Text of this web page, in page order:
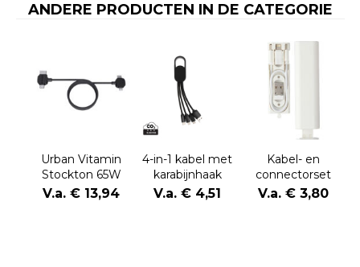
ANDERE PRODUCTEN IN DE CATEGORIE
Urban Vitamin
Stockton 65W
gerecycled
TPE/PET magn.
V.a. € 13,94
4-in-1 kabel met
karabijnhaak
V.a. € 4,51
Kabel- en
connectorset
Uwe | Kunststof
| USB-C | 480
V.a. € 3,80